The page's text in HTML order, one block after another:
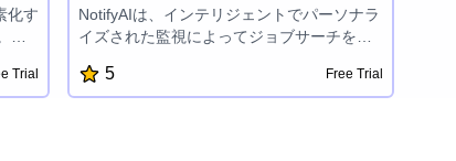
化す
履
機
、
Trial
NotifyAIは、インテリジェントでパーソナラ
イズされた監視によってジョブサーチを変
キルにマッチした役割についての実時間ア
ラートを受け取り、新しい機会に最初に応
5 Free Trial